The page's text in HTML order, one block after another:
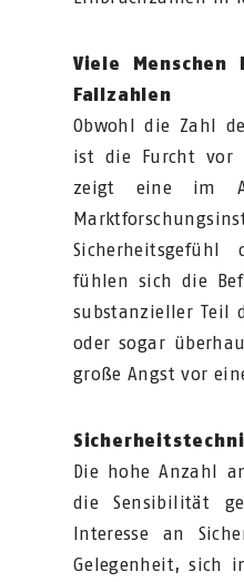
Viele
Fallzahlen
Obwohl die Zahl
ist die Furcht vor
zeigt eine im
Sicherheitsgefühl
fühlen sich die
substanzieller Teil
oder sogar
große Angst vor
Die hohe Anzahl
die Sensibilität
Interesse an
Gelegenheit, sich